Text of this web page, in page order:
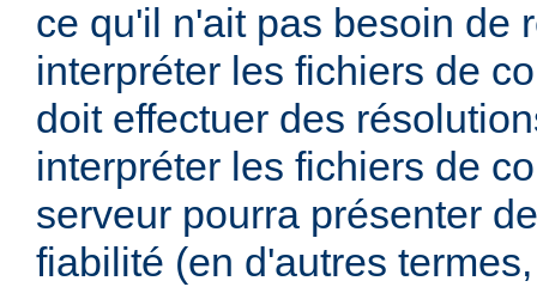
ce qu'il n'ait pas besoin de
interpréter les fichiers de
doit effectuer des
interpréter les fichiers de
serveur pourra présenter
fiabilité (en d'autres